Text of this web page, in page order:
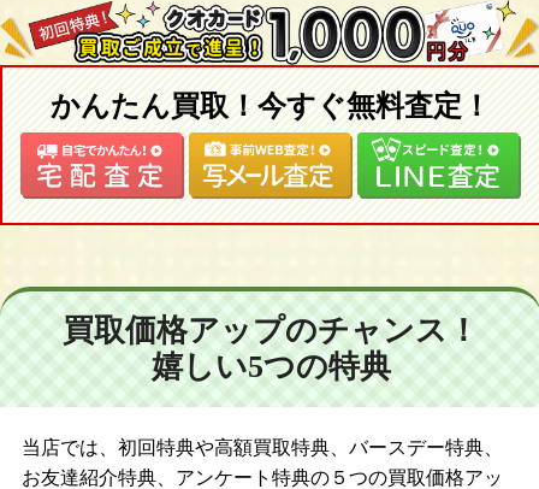
かんたん買取！今すぐ無料査定！
買取価格アップのチャンス！
嬉しい5つの特典
当店では、初回特典や高額買取特典、バースデー特典、
お友達紹介特典、アンケート特典の５つの買取価格アッ